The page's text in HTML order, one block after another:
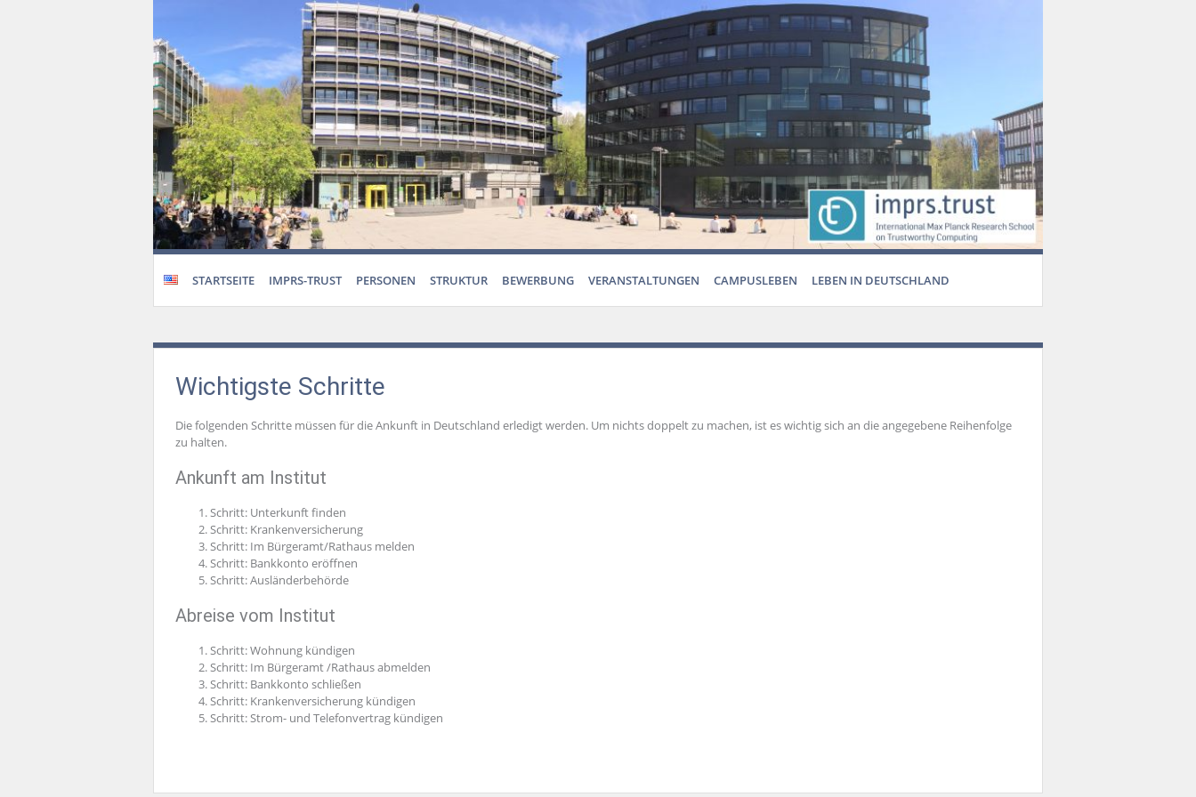
STARTSEITE IMPRS-TRUST PERSONEN STRUKTUR BEWERBUNG VERANSTALTUNGEN CAMPUSLEBEN LEBEN IN DEUTSCHLAND
Wichtigste Schritte
Die folgenden Schritte müssen für die Ankunft in Deutschland erledigt werden. Um nichts doppelt zu machen, ist es wichtig sich an die angegebene Reihenfolge
zu halten.
Ankunft am Institut
Schritt: Unterkunft finden
Schritt: Krankenversicherung
Schritt: Im Bürgeramt/Rathaus melden
Schritt: Bankkonto eröffnen
Schritt: Ausländerbehörde
Abreise vom Institut
Schritt: Wohnung kündigen
Schritt: Im Bürgeramt /Rathaus abmelden
Schritt: Bankkonto schließen
Schritt: Krankenversicherung kündigen
Schritt: Strom- und Telefonvertrag kündigen